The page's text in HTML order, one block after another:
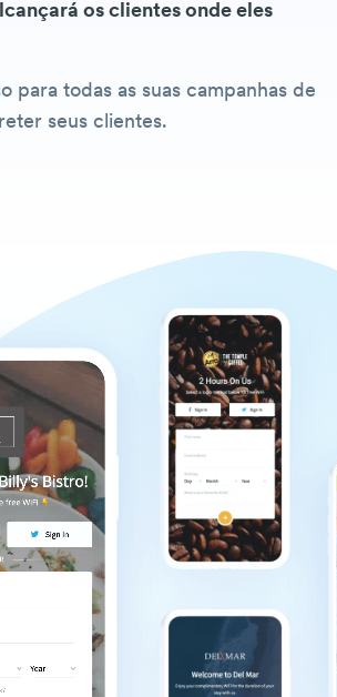
os clientes onde eles
todas as suas campanhas de
seus clientes.